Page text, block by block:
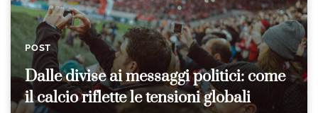
POST
Dalle divise ai messaggi politici: come
il calcio riflette le tensioni globali